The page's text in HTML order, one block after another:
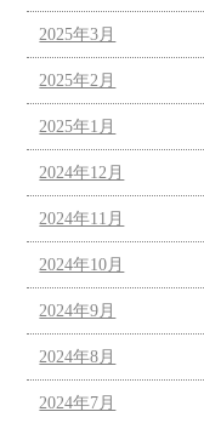
2025年3月
2025年2月
2025年1月
2024年12月
2024年11月
2024年10月
2024年9月
2024年8月
2024年7月